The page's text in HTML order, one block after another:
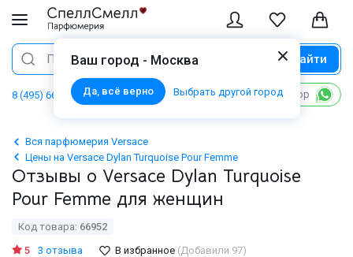
Ваш город - Москва
Да, всё верно Выбрать другой город
Поиск Найти
8 (495) 668 06 02 Написать в WhatsApp
Вся парфюмерия Versace
Цены на Versace Dylan Turquoise Pour Femme
Отзывы о Versace Dylan Turquoise
Pour Femme для женщин
Код товара: 66952
5
3 отзыва В избранное (Добавили 97)